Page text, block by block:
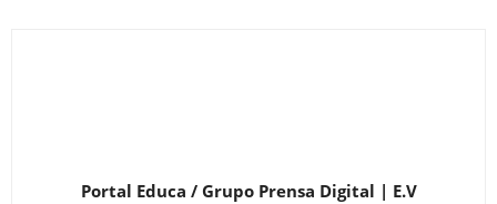
Portal Educa / Grupo Prensa Digital | E.V